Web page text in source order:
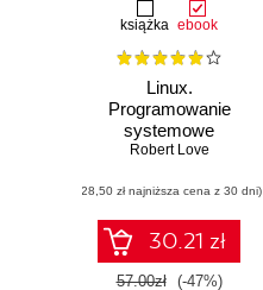
książka ebook
Linux.
Programowanie
systemowe
Robert Love
(28,50 zł najniższa cena z 30 dni)
30.21 zł
57.00zł (-47%)